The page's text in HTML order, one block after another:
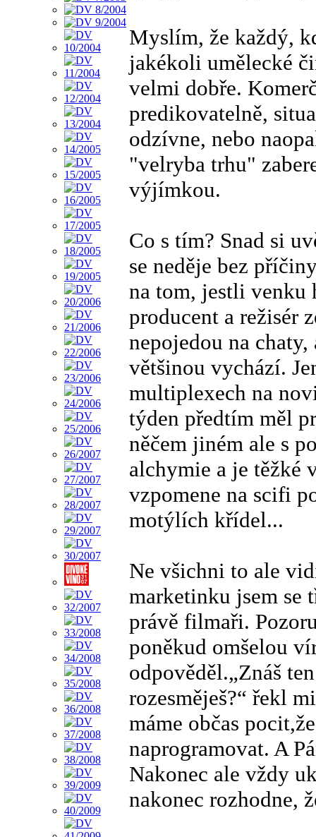
Myslím, že každý,
jakékoli umělecké
velmi dobře.
predikovatelně,
odzívne, nebo
"velryba trhu"
výjímkou.
Co s tím? Snad si
se neděje bez
na tom, jestli venku
producent a režisér
nepojedou na
většinou vychází.
multiplexech na
týden předtím měl
něčem jiném ale s
alchymie a je těžké
vzpomene na scifi
motýlích křídel...
Ne všichni to ale
marketinku jsem se
právě filmaři.
poněkud omšelou
odpověděl.„Znáš
rozesměješ?“ řekl
máme občas
naprogramovat. A
Nakonec ale vždy
nakonec rozhodne,